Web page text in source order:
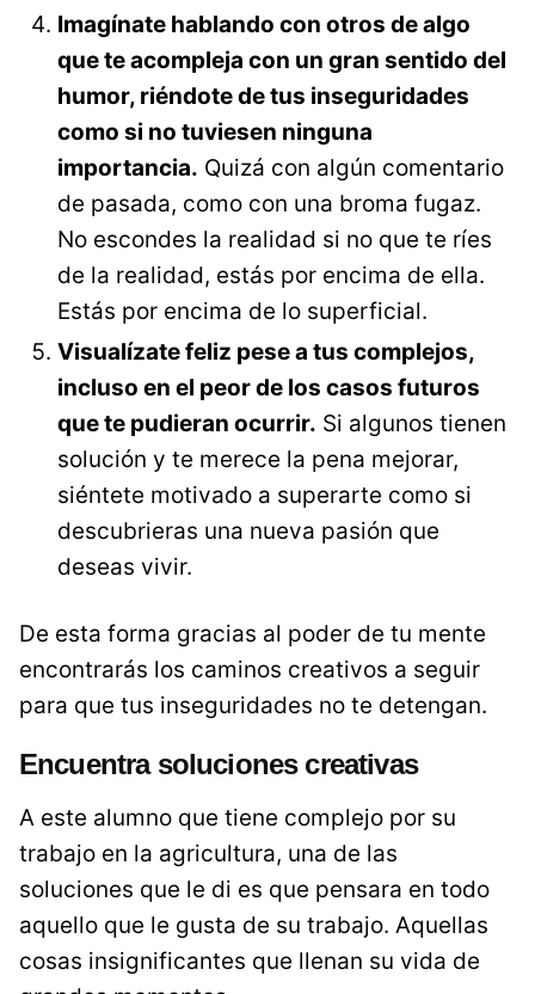
Imagínate hablando con otros de algo
que te acompleja con un gran sentido del
humor, riéndote de tus inseguridades
como si no tuviesen ninguna
importancia. Quizá con algún comentario
de pasada, como con una broma fugaz.
No escondes la realidad si no que te ríes
de la realidad, estás por encima de ella.
Estás por encima de lo superficial.
Visualízate feliz pese a tus complejos,
incluso en el peor de los casos futuros
que te pudieran ocurrir. Si algunos tienen
solución y te merece la pena mejorar,
siéntete motivado a superarte como si
descubrieras una nueva pasión que
deseas vivir.
De esta forma gracias al poder de tu mente
encontrarás los caminos creativos a seguir
para que tus inseguridades no te detengan.
Encuentra soluciones creativas
A este alumno que tiene complejo por su
trabajo en la agricultura, una de las
soluciones que le di es que pensara en todo
aquello que le gusta de su trabajo. Aquellas
cosas insignificantes que llenan su vida de